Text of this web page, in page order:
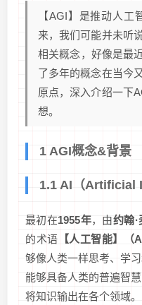
【AGI】是推动人工
来，我们可能并未听
相关概念，好像是最
了多年的概念在当今
原点，深入介绍一下
想。
1 AGI概念&背景
1.1 AI（Artificial
最初在1955年，由约翰
的术语 【人工智能】（
够像人类一样思考、学
能够具备人类的普遍智
将知识输出在各个领域。